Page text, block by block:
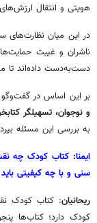
هویتی و انتقال
در این میان نظارت‌های
ناشران و غیبت
دست‌به‌دست داده‌اند تا
بر این اساس در گفت‌وگو
و نوجوان، تسهیلگر
به بررسی این مسئله
ایمنا: کتاب کودک چه
سنی و با چه کیفیتی
ریحانیان: کتاب کودک
کودک دارد؛ کتاب‌ها